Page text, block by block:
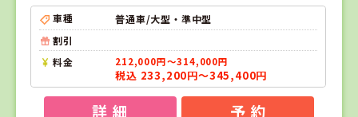
車種
普通車/大型・準中型
割引
料金
212,000円～314,000円
税込 233,200円～345,400円
詳 細 予 約